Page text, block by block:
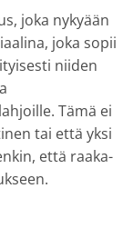
joka nykyään
joka sopii
niiden
Tämä ei
tai että yksi
että raaka-